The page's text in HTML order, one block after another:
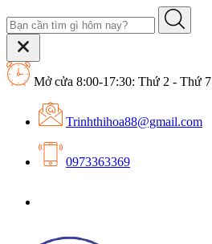
Mở cửa 8:00-17:30: Thứ 2 - Thứ 7
Trinhthihoa88@gmail.com
0973363369